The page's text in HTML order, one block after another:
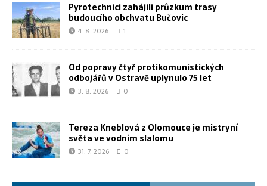
Pyrotechnici zahájili průzkum trasy
budoucího obchvatu Bučovic
4. 8. 2026 1
Od popravy čtyř protikomunistických
odbojářů v Ostravě uplynulo 75 let
3. 8. 2026 0
Tereza Kneblová z Olomouce je mistryní
světa ve vodním slalomu
31. 7. 2026 0